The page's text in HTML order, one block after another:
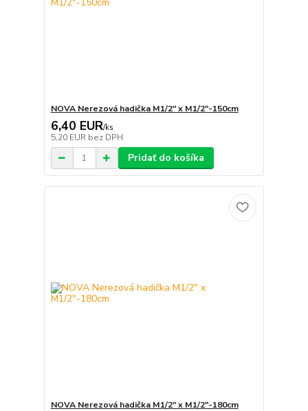
NOVA Nerezová hadička M1/2" x M1/2"-150cm
6,40 EUR/ks
5,20 EUR bez DPH
Pridať do košíka
NOVA Nerezová hadička M1/2" x M1/2"-180cm